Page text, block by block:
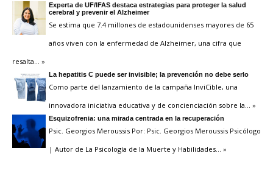
Experta de UF/IFAS destaca estrategias para proteger la salud
cerebral y prevenir el Alzheimer
Se estima que 7.4 millones de estadounidenses mayores de 65
años viven con la enfermedad de Alzheimer, una cifra que
resalta … »
La hepatitis C puede ser invisible; la prevención no debe serlo
Como parte del lanzamiento de la campaña InviCible, una
innovadora iniciativa educativa y de concienciación sobre la … »
Esquizofrenia: una mirada centrada en la recuperación
Psic. Georgios Meroussis Por: Psic. Georgios Meroussis Psicólogo
| Autor de La Psicología de la Muerte y Habilidades … »